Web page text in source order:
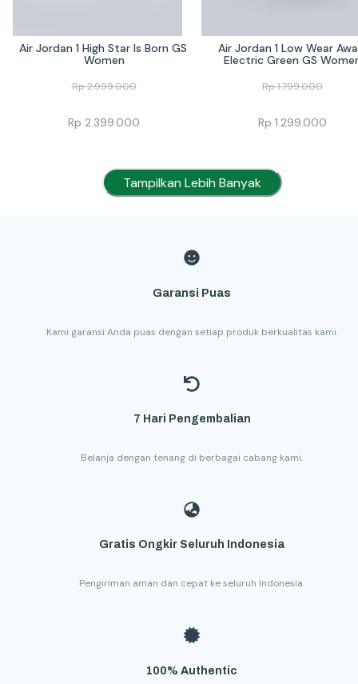
Air Jordan 1 High Star Is Born GS
Women
Rp2.999.000
Rp 2.399.000
Air Jordan 1 Low Wear
Electric Green GS
Rp1.799.000
Rp 1.299.000
Tampilkan Lebih Banyak
Garansi Puas
Kami garansi Anda puas dengan setiap produk berkualitas kami.
7 Hari Pengembalian
Belanja dengan tenang di berbagai cabang kami.
Gratis Ongkir Seluruh Indonesia
Pengiriman aman dan cepat ke seluruh Indonesia.
100% Authentic